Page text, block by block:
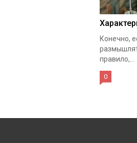
Конечно,
правило,...
0